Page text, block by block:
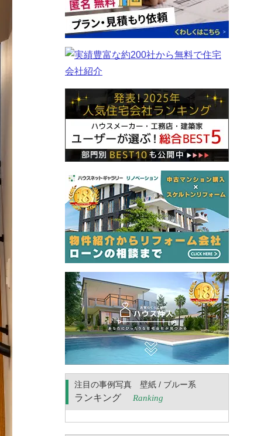
注目の事例写真 壁紙 / ブルー系
ランキング Ranking